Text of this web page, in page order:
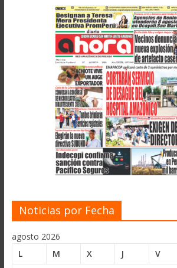
Noticias por Fecha
agosto 2026
L
M X J V